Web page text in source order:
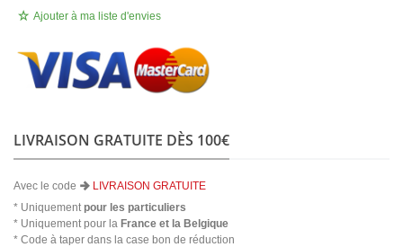
Ajouter à ma liste d'envies
LIVRAISON GRATUITE DÈS 100€
Avec le code
LIVRAISON GRATUITE
* Uniquementpour les particuliers
* Uniquement pour la France et la Belgique
* Code à taper dans la case bon de réduction